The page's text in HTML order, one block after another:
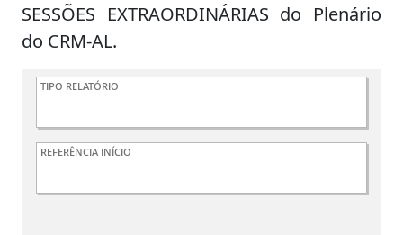
SESSÕES EXTRAORDINÁRIAS do Plenário
do CRM-AL.